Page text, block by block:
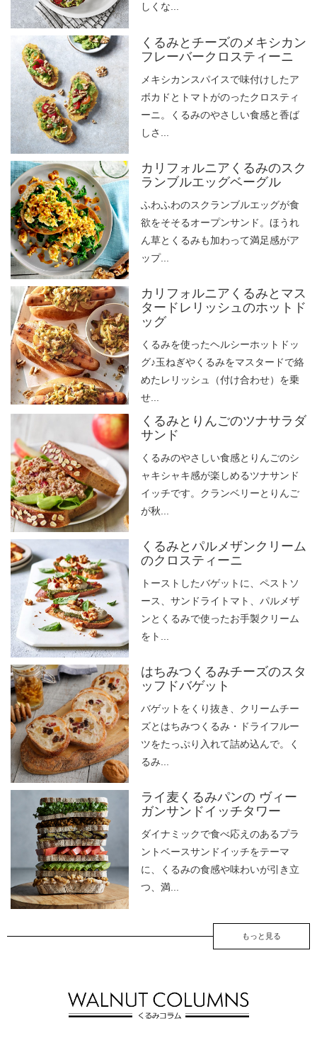
しくな...
くるみとチーズのメキシカン
フレーバークロスティーニ
メキシカンスパイスで味付けしたア
ボカドとトマトがのったクロスティ
ーニ。くるみのやさしい食感と香ば
しさ...
カリフォルニアくるみのスク
ランブルエッグベーグル
ふわふわのスクランブルエッグが食
欲をそそるオープンサンド。ほうれ
ん草とくるみも加わって満足感がア
ップ...
カリフォルニアくるみとマス
タードレリッシュのホットド
ッグ
くるみを使ったヘルシーホットドッ
グ♪玉ねぎやくるみをマスタードで絡
めたレリッシュ（付け合わせ）を乗
せ...
くるみとりんごのツナサラダ
サンド
くるみのやさしい食感とりんごのシ
ャキシャキ感が楽しめるツナサンド
イッチです。クランベリーとりんご
が秋...
くるみとパルメザンクリーム
のクロスティーニ
トーストしたバゲットに、ペストソ
ース、サンドライトマト、パルメザ
ンとくるみで使ったお手製クリーム
をト...
はちみつくるみチーズのスタ
ッフドバゲット
バゲットをくり抜き、クリームチー
ズとはちみつくるみ・ドライフルー
ツをたっぷり入れて詰め込んで。く
るみ...
ライ麦くるみパンの ヴィー
ガンサンドイッチタワー
ダイナミックで食べ応えのあるプラ
ントベースサンドイッチをテーマ
に、くるみの食感や味わいが引き立
つ、満...
もっと見る